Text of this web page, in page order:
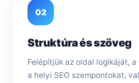
02
Struktúra és szöveg
Felépítjük az oldal logikáját,
a helyi SEO szempontokat,